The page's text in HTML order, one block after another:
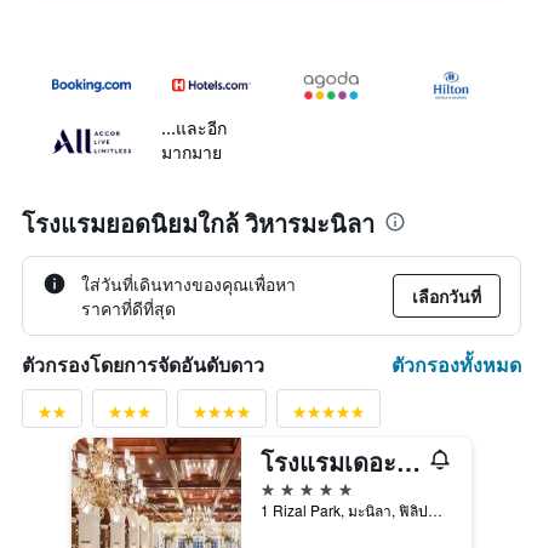
...และอีก
มากมาย
โรงแรมยอดนิยมใกล้ วิหารมะนิลา
ใส่วันที่เดินทางของคุณเพื่อหา
ราคาที่ดีที่สุด
เลือกวันที่
ตัวกรองโดยการจัดอันดับดาว ตัวกรองทั้งหมด
โรงแรมเดอะมะนิลา
5 ดาว
1 Rizal Park, มะนิลา, ฟิลิปปินส์